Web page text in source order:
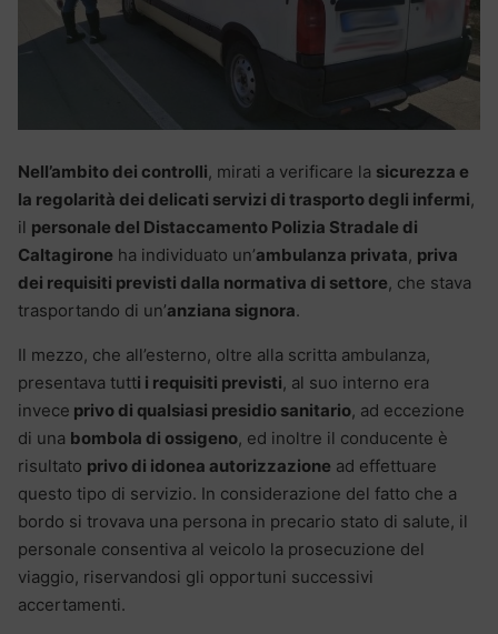
Nell’ambito dei controlli, mirati a verificare la sicurezza e
la regolarità dei delicati servizi di trasporto degli infermi,
il personale del Distaccamento Polizia Stradale di
Caltagirone ha individuato un’ambulanza privata, priva
dei requisiti previsti dalla normativa di settore, che stava
trasportando di un’anziana signora.
Il mezzo, che all’esterno, oltre alla scritta ambulanza,
presentava tutti i requisiti previsti, al suo interno era
invece privo di qualsiasi presidio sanitario, ad eccezione
di una bombola di ossigeno, ed inoltre il conducente è
risultato privo di idonea autorizzazione ad effettuare
questo tipo di servizio. In considerazione del fatto che a
bordo si trovava una persona in precario stato di salute, il
personale consentiva al veicolo la prosecuzione del
viaggio, riservandosi gli opportuni successivi
accertamenti.